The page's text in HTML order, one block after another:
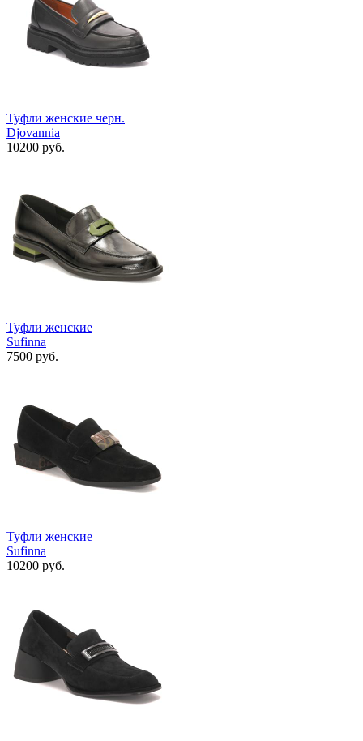
Туфли женские черн.
Djovannia
10200 руб.
Туфли женские
Sufinna
7500 руб.
Туфли женские
Sufinna
10200 руб.